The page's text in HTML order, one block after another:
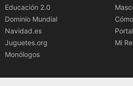
Educación 2.0
Dominio Mundial
Navidad.es
Juguetes.org
Monólogos
Mi